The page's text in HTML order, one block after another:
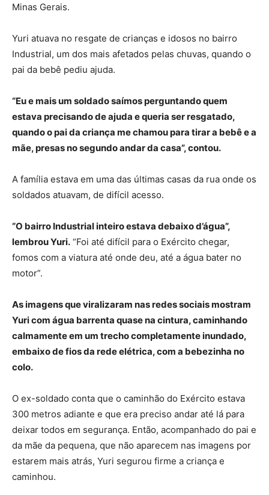
Minas Gerais.
Yuri atuava no resgate de crianças e idosos no bairro
Industrial, um dos mais afetados pelas chuvas, quando o
pai da bebê pediu ajuda.
“Eu e mais um soldado saímos perguntando quem
estava precisando de ajuda e queria ser resgatado,
quando o pai da criança me chamou para tirar a bebê e a
mãe, presas no segundo andar da casa”, contou.
A família estava em uma das últimas casas da rua onde os
soldados atuavam, de difícil acesso.
“O bairro Industrial inteiro estava debaixo d’água”,
lembrou Yuri. “Foi até difícil para o Exército chegar,
fomos com a viatura até onde deu, até a água bater no
motor”.
As imagens que viralizaram nas redes sociais mostram
Yuri com água barrenta quase na cintura, caminhando
calmamente em um trecho completamente inundado,
embaixo de fios da rede elétrica, com a bebezinha no
colo.
O ex-soldado conta que o caminhão do Exército estava
300 metros adiante e que era preciso andar até lá para
deixar todos em segurança. Então, acompanhado do pai e
da mãe da pequena, que não aparecem nas imagens por
estarem mais atrás, Yuri segurou firme a criança e
caminhou.